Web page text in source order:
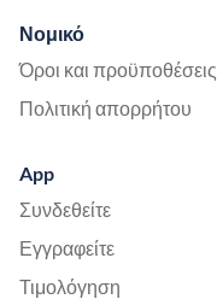
Νομικό
Όροι και προϋποθέσεις
Πολιτική απορρήτου
App
Συνδεθείτε
Εγγραφείτε
Τιμολόγηση